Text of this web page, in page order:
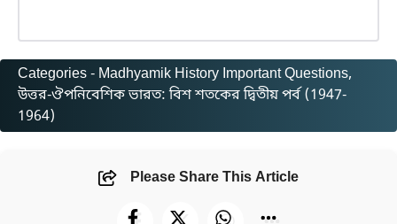
Categories - Madhyamik History Important Questions
উত্তর-ঔপনিবেশিক ভারত: বিশ শতকের দ্বিতীয় পর্ব (1947-
1964)
Please Share This Article